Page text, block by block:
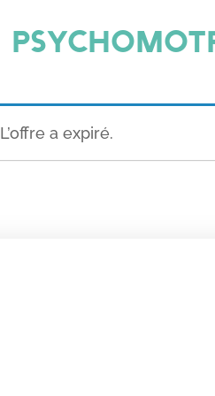
L’offre a expiré.